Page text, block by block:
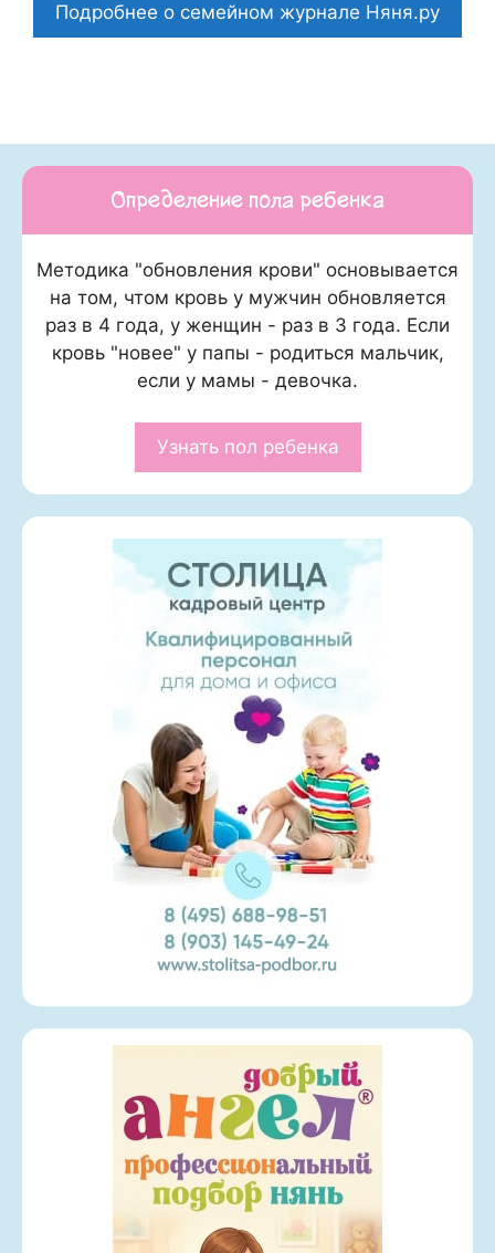
Подробнее о семейном журнале Няня.ру
Определение пола ребенка
Методика "обновления крови" основывается
на том, чтом кровь у мужчин обновляется
раз в 4 года, у женщин - раз в 3 года. Если
кровь "новее" у папы - родиться мальчик,
если у мамы - девочка.
Узнать пол ребенка